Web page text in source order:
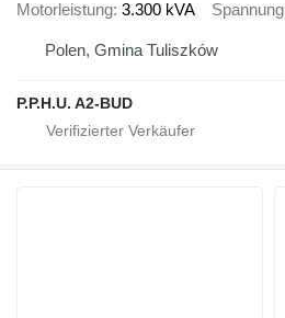
Motorleistung 3.300 kVA Spannung
Polen, Gmina Tuliszków
P.P.H.U. A2-BUD